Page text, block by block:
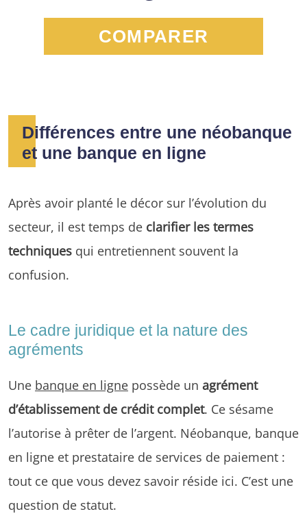
COMPARER
Différences entre une néobanque
et une banque en ligne
Après avoir planté le décor sur l’évolution du
secteur, il est temps de clarifier les termes
techniques qui entretiennent souvent la
confusion.
Le cadre juridique et la nature des
agréments
Une banque en ligne possède un agrément
d’établissement de crédit complet. Ce sésame
l’autorise à prêter de l’argent. Néobanque, banque
en ligne et prestataire de services de paiement :
tout ce que vous devez savoir réside ici. C’est une
question de statut.